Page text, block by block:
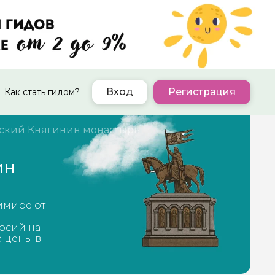
Как стать гидом? Вход Регистрация
Княгинин монастырь
от
на
цены в